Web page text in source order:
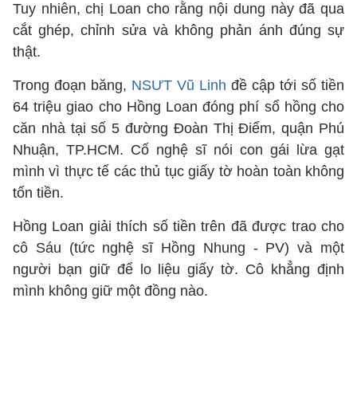
Tuy nhiên, chị Loan cho rằng nội dung này đã qua
cắt ghép, chỉnh sửa và không phản ánh đúng sự
thật.
Trong đoạn băng, NSƯT Vũ Linh đề cập tới số tiền
64 triệu giao cho Hồng Loan đóng phí sổ hồng cho
căn nhà tại số 5 đường Đoàn Thị Điểm, quận Phú
Nhuận, TP.HCM. Cố nghệ sĩ nói con gái lừa gạt
mình vì thực tế các thủ tục giấy tờ hoàn toàn không
tốn tiền.
Hồng Loan giải thích số tiền trên đã được trao cho
cô Sáu (tức nghệ sĩ Hồng Nhung - PV) và một
người bạn giữ để lo liệu giấy tờ. Cô khẳng định
mình không giữ một đồng nào.